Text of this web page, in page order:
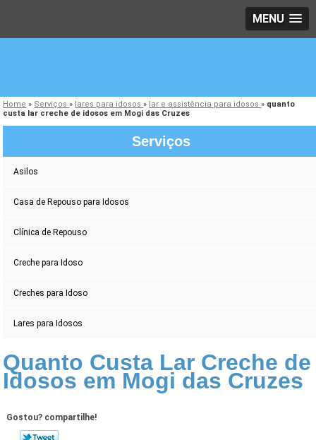
MENU
Home » Serviços» lares para idosos» lar e assistência para idosos» quanto
custa lar creche de idosos em Mogi das Cruzes
Serviços
Asilos
Casa de Repouso para Idosos
Clínica de Repouso
Creche para Idoso
Creches para Idoso
Lares para Idosos
Quanto Custa Lar Creche de
Idosos em Mogi das Cruzes
Gostou? compartilhe!